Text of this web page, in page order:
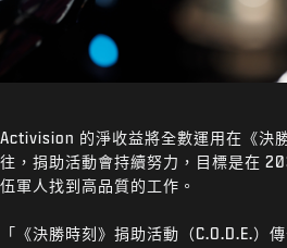
Activision 的淨收益將全數運用在《決
往，捐助活動會持續努力，目標是在
伍軍人找到高品質的工作。
「《決勝時刻》捐助活動（C.O.D.E.）